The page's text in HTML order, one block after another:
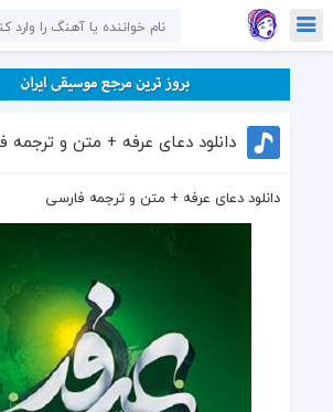
دانلود دعای عرفه + متن و ترجمه
دانلود دعای عرفه + متن و ترجمه فارسی